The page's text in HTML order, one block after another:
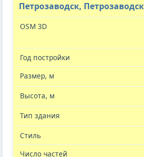
Петрозаводск,